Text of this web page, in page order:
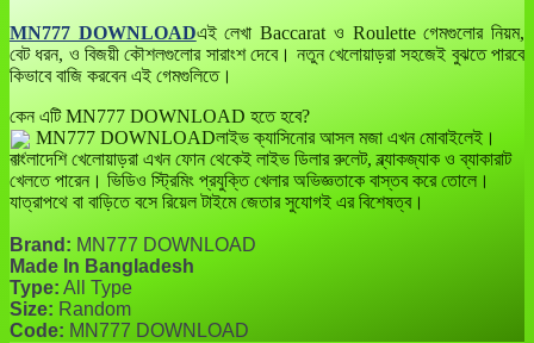
MN777 DOWNLOADএই লেখা Baccarat ও Roulette গেমগুলোর নিয়ম,
বেট ধরন, ও বিজয়ী কৌশলগুলোর সারাংশ দেবে। নতুন খেলোয়াড়রা সহজেই বুঝতে পারবে
কিভাবে বাজি করবেন এই গেমগুলিতে।
কেন এটি MN777 DOWNLOAD হতে হবে?
MN777 DOWNLOADলাইভ ক্যাসিনোর আসল মজা এখন মোবাইলেই।
বাংলাদেশি খেলোয়াড়রা এখন ফোন থেকেই লাইভ ডিলার রুলেট, ব্ল্যাকজ্যাক ও ব্যাকারাট
খেলতে পারেন। ভিডিও স্ট্রিমিং প্রযুক্তি খেলার অভিজ্ঞতাকে বাস্তব করে তোলে।
যাত্রাপথে বা বাড়িতে বসে রিয়েল টাইমে জেতার সুযোগই এর বিশেষত্ব।
Brand: MN777 DOWNLOAD
Made In Bangladesh
Type: All Type
Size: Random
Code: MN777 DOWNLOAD